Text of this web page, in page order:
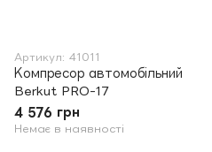
Артикул: 41011
Компресор автомобільний
Berkut PRO-17
4 576 грн
Немає в наявності